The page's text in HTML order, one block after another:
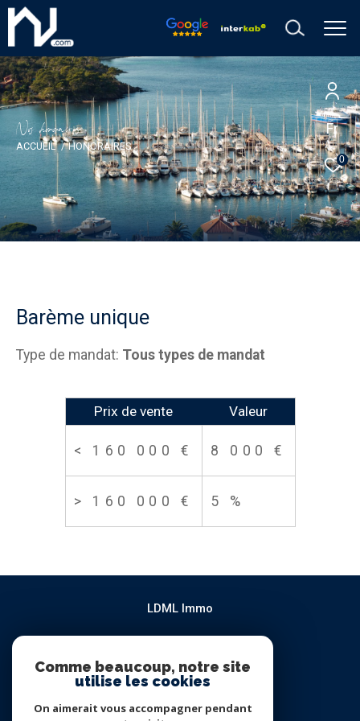
Fr
0
No hooaie
ACCUEIL HONORAIRES
Barème unique
Type de mandat: Tous types de mandat
Prix de vente Valeur
< 160 000 € 8 000 €
> 160 000 € 5 %
LDML Immo
contact@htetvendre.com
Le Patio 195 chemin de l'Estagnol
Comme beaucoup, notre site
utilise les cookies
On aimerait vous accompagner pendant